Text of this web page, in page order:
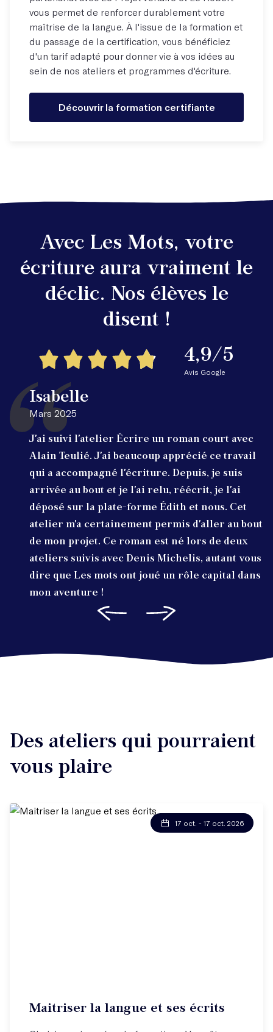
vous permet de renforcer durablement votre
maîtrise de la langue. À l'issue de la formation et
du passage de la certification, vous bénéficiez
d'un tarif adapté pour donner vie à vos idées au
sein de nos ateliers et programmes d'écriture.
Découvrir la formation certifiante
Avec Les Mots, votre
écriture aura vraiment le
déclic. Nos élèves le
disent !
4,9/5
Avis Google
Isabelle
Mars 2025
J'ai suivi l'atelier Écrire un roman court avec
Alain Teulié. J'ai beaucoup apprécié ce travail
qui a accompagné l'écriture. Depuis, je suis
arrivée au bout et je l'ai relu, réécrit, je l'ai
déposé sur la plate-forme Édith et nous. Cet
atelier m'a certainement permis d'aller au bout
de mon projet. Ce roman est né lors de deux
ateliers suivis avec Denis Michelis, autant vous
dire que Les mots ont joué un rôle capital dans
mon aventure !
Des ateliers qui pourraient
vous plaire
17 oct. - 17 oct. 2026
Maitriser la langue et ses écrits